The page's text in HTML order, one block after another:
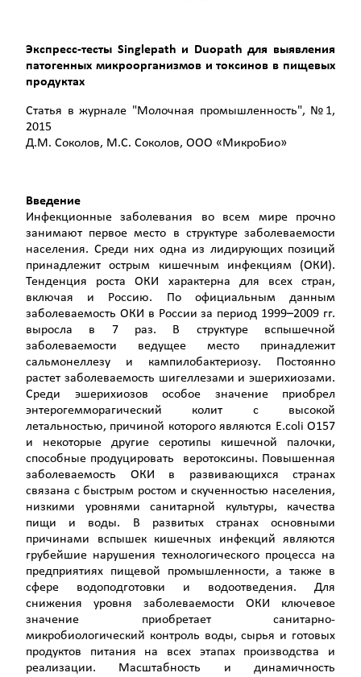
Экспресс-тесты Singlepath и Duopath для выявления
патогенных микроорганизмов и токсинов в пищевых
продуктах
Cтатья в журнале "Молочная промышленность", №1,
2015
Д.М. Соколов, М.С. Соколов, ООО «МикроБио»
Введение
Инфекционные заболевания во всем мире прочно
занимают первое место в структуре заболеваемости
населения. Среди них одна из лидирующих позиций
принадлежит острым кишечным инфекциям (ОКИ).
Тенденция роста ОКИ характерна для всех стран,
включая и Россию. По официальным данным
заболеваемость ОКИ в России за период 1999–2009 гг.
выросла в 7 раз. В структуре вспышечной
заболеваемости ведущее место принадлежит
сальмонеллезу и кампилобактериозу. Постоянно
растет заболеваемость шигеллезами и эшерихиозами.
Среди эшерихиозов особое значение приобрел
энтерогемморагический колит с высокой
летальностью, причиной которого являются E.coli О157
и некоторые другие серотипы кишечной палочки,
способные продуцировать веротоксины. Повышенная
заболеваемость ОКИ в развивающихся странах
связана с быстрым ростом и скученностью населения,
низкими уровнями санитарной культуры, качества
пищи и воды. В развитых странах основными
причинами вспышек кишечных инфекций являются
грубейшие нарушения технологического процесса на
предприятиях пищевой промышленности, а также в
сфере водоподготовки и водоотведения. Для
снижения уровня заболеваемости ОКИ ключевое
значение приобретает санитарно-
микробиологический контроль воды, сырья и готовых
продуктов питания на всех этапах производства и
реализации. Масштабность и динамичность